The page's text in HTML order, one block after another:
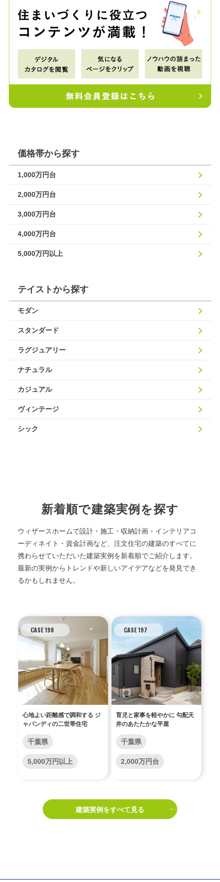
価格帯から探す
1,000万円台
2,000万円台
3,000万円台
4,000万円台
5,000万円以上
テイストから探す
モダン
スタンダード
ラグジュアリー
ナチュラル
カジュアル
ヴィンテージ
シック
新着順で建築実例を探す
ウィザースホームで設計・施工・収納計画・インテリアコ
ーディネイト・資金計画など、注文住宅の建築のすべてに
携わらせていただいた建築実例を新着順でご紹介します。
最新の実例からトレンドや新しいアイデアなどを発見でき
るかもしれません。
CASE 198
心地よい距離感で調和する ジ
ャパンディの二世帯住宅
千葉県
5,000万円以上
CASE 197
育児と家事を軽やかに 勾配天
井のあたたかな平屋
千葉県
2,000万円台
建築実例をすべて見る